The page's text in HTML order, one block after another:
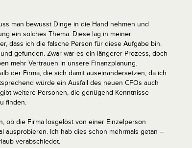
man bewusst Dinge in die Hand nehmen und
ein solches Thema. Diese lag in meiner
dass ich die falsche Person für diese Aufgabe bin.
gefunden. Zwar war es ein längerer Prozess, doch
mehr Vertrauen in unsere Finanzplanung.
der Firma, die sich damit auseinandersetzen, da ich
würde ein Ausfall des neuen CFOs auch
weitere Personen, die genügend Kenntnisse
finden.
ob die Firma losgelöst von einer Einzelperson
ausprobieren. Ich hab dies schon mehrmals getan –
verabschiedet.